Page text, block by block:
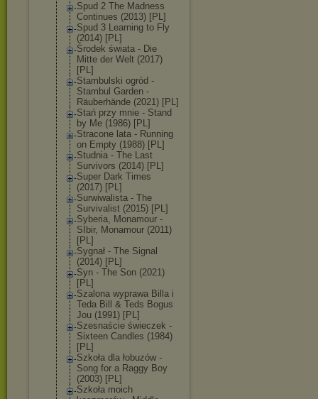
Spud 2 The Madness
Continues (2013) [PL]
Spud 3 Learning to Fly
(2014) [PL]
Środek świata - Die
Mitte der Welt (2017)
[PL]
Stambulski ogród -
Stambul Garden -
Räuberhände (2021) [PL]
Stań przy mnie - Stand
by Me (1986) [PL]
Stracone lata - Running
on Empty (1988) [PL]
Studnia - The Last
Survivors (2014) [PL]
Super Dark Times
(2017) [PL]
Surwiwalista - The
Survivalist (2015) [PL]
Syberia, Monamour -
SIbir, Monamour (2011)
[PL]
Sygnał - The Signal
(2014) [PL]
Syn - The Son (2021)
[PL]
Szalona wyprawa Billa i
Teda Bill & Teds Bogus
Jou (1991) [PL]
Szesnaście świeczek -
Sixteen Candles (1984)
[PL]
Szkoła dla łobuzów -
Song for a Raggy Boy
(2003) [PL]
Szkoła moich